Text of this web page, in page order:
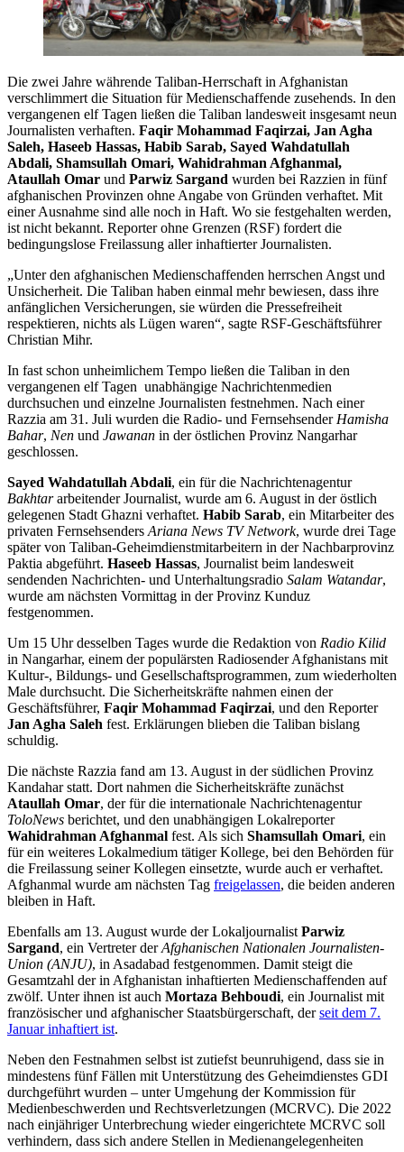
Die zwei Jahre währende Taliban-Herrschaft in Afghanistan
verschlimmert die Situation für Medienschaffende zusehends. In den
vergangenen elf Tagen ließen die Taliban landesweit insgesamt neun
Journalisten verhaften. Faqir Mohammad Faqirzai, Jan Agha
Saleh, Haseeb Hassas, Habib Sarab, Sayed Wahdatullah
Abdali, Shamsullah Omari, Wahidrahman Afghanmal,
Ataullah Omar und Parwiz Sargand wurden bei Razzien in fünf
afghanischen Provinzen ohne Angabe von Gründen verhaftet. Mit
einer Ausnahme sind alle noch in Haft. Wo sie festgehalten werden,
ist nicht bekannt. Reporter ohne Grenzen (RSF) fordert die
bedingungslose Freilassung aller inhaftierter Journalisten.
„Unter den afghanischen Medienschaffenden herrschen Angst und
Unsicherheit. Die Taliban haben einmal mehr bewiesen, dass ihre
anfänglichen Versicherungen, sie würden die Pressefreiheit
respektieren, nichts als Lügen waren“, sagte RSF-Geschäftsführer
Christian Mihr.
In fast schon unheimlichem Tempo ließen die Taliban in den
vergangenen elf Tagen unabhängige Nachrichtenmedien
durchsuchen und einzelne Journalisten festnehmen. Nach einer
Razzia am 31. Juli wurden die Radio- und FernsehsenderHamisha
Bahar, Nen und Jawanan in der östlichen Provinz Nangarhar
geschlossen.
Sayed Wahdatullah Abdali, ein für die Nachrichtenagentur
Bakhtararbeitender Journalist, wurde am 6. August in der östlich
gelegenen Stadt Ghazni verhaftet. Habib Sarab, ein Mitarbeiter des
privaten FernsehsendersAriana News TV Network, wurde drei Tage
später von Taliban-Geheimdienstmitarbeitern in der Nachbarprovinz
Paktia abgeführt. Haseeb Hassas, Journalist beim landesweit
sendenden Nachrichten- und Unterhaltungsradio Salam Watandar,
wurde am nächsten Vormittag in der Provinz Kunduz
festgenommen.
Um 15 Uhr desselben Tages wurde die Redaktion von Radio Kilid
in Nangarhar, einem der populärsten Radiosender Afghanistans mit
Kultur-, Bildungs- und Gesellschaftsprogrammen, zum wiederholten
Male durchsucht. Die Sicherheitskräfte nahmen einen der
Geschäftsführer, Faqir Mohammad Faqirzai, und den Reporter
Jan Agha Saleh fest. Erklärungen blieben die Taliban bislang
schuldig.
Die nächste Razzia fand am 13. August in der südlichen Provinz
Kandahar statt. Dort nahmen die Sicherheitskräfte zunächst
Ataullah Omar, der für die internationale Nachrichtenagentur
ToloNews berichtet, und den unabhängigen Lokalreporter
Wahidrahman Afghanmal fest. Als sich Shamsullah Omari, ein
für ein weiteres Lokalmedium tätiger Kollege, bei den Behörden für
die Freilassung seiner Kollegen einsetzte, wurde auch er verhaftet.
Afghanmal wurde am nächsten Tag freigelassen, die beiden anderen
bleiben in Haft.
Ebenfalls am 13. August wurde der LokaljournalistParwiz
Sargand, ein Vertreter derAfghanischen Nationalen Journalisten-
Union (ANJU), in Asadabad festgenommen. Damit steigt die
Gesamtzahl der in Afghanistan inhaftierten Medienschaffenden auf
zwölf. Unter ihnen ist auch Mortaza Behboudi, ein Journalist mit
französischer und afghanischer Staatsbürgerschaft, derseit dem 7.
Januar inhaftiert ist.
Neben den Festnahmen selbst ist zutiefst beunruhigend, dass sie in
mindestens fünf Fällen mit Unterstützung des Geheimdienstes GDI
durchgeführt wurden – unter Umgehung der Kommission für
Medienbeschwerden und Rechtsverletzungen (MCRVC). Die 2022
nach einjähriger Unterbrechung wieder eingerichtete MCRVC soll
verhindern, dass sich andere Stellen in Medienangelegenheiten